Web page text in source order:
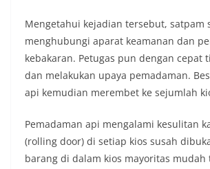
Mengetahui kejadian tersebut, satpam
menghubungi aparat keamanan dan
kebakaran. Petugas pun dengan cepat
dan melakukan upaya pemadaman.
api kemudian merembet ke sejumlah
Pemadaman api mengalami kesulitan
(rolling door) di setiap kios susah
barang di dalam kios mayoritas mudah